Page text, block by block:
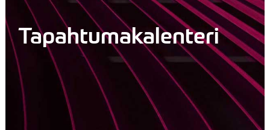
Tapahtumakalenteri